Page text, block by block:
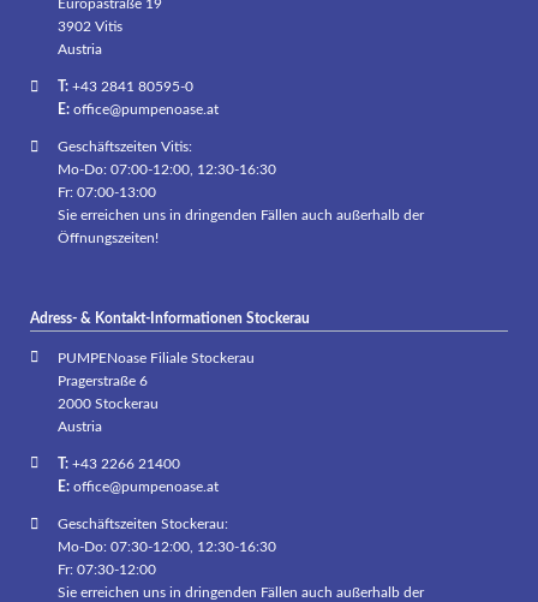
Europastraße 19
3902 Vitis
Austria
T:+43 2841 80595-0
E: office@pumpenoase.at
Geschäftszeiten Vitis:
Mo-Do: 07:00-12:00, 12:30-16:30
Fr: 07:00-13:00
Sie erreichen uns in dringenden Fällen auch außerhalb der
Öffnungszeiten!
Adress- & Kontakt-Informationen Stockerau
PUMPENoase Filiale Stockerau
Pragerstraße 6
2000 Stockerau
Austria
T:+43 2266 21400
E: office@pumpenoase.at
Geschäftszeiten Stockerau:
Mo-Do: 07:30-12:00, 12:30-16:30
Fr: 07:30-12:00
Sie erreichen uns in dringenden Fällen auch außerhalb der